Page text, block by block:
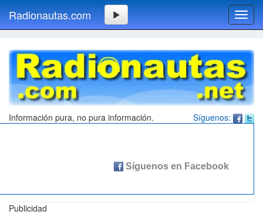
Radionautas.com
Síguenos:
Información pura, no pura información.
Publicidad